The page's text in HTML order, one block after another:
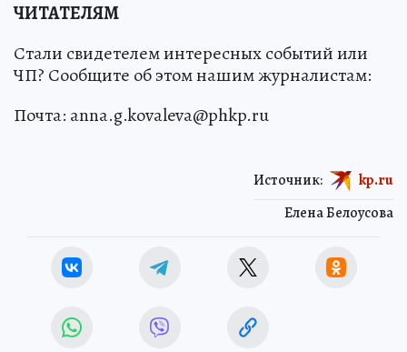
ЧИТАТЕЛЯМ
Стали свидетелем интересных событий или
ЧП? Сообщите об этом нашим журналистам:
Почта: anna.g.kovaleva@phkp.ru
Елена Белоусова
Источник: kp.ru